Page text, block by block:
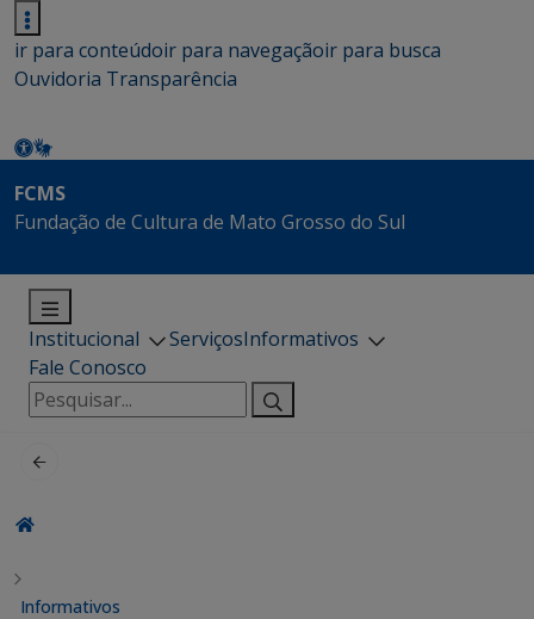
ir para conteúdoir para navegaçãoir para busca
Ouvidoria Transparência
FCMS
Fundação de Cultura de Mato Grosso do Sul
Institucional ServiçosInformativos
Fale Conosco
Pesquisar
por:
Informativos